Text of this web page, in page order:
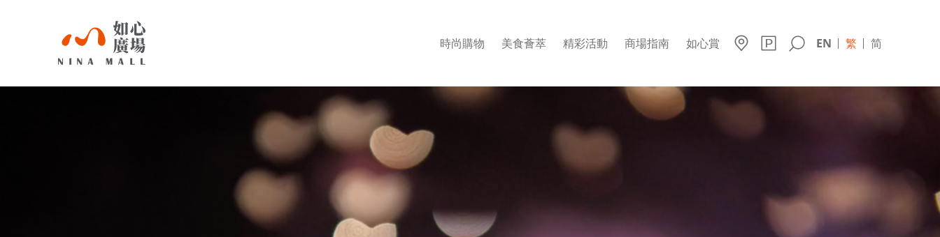
MALL
時尚購物 美食薈萃 精彩活動 商場指南 如心賞 EN 简
繁